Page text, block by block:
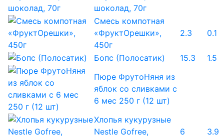
шоколад, 70г
Смесь компотная
«ФруктОрешки»,
450г
2.3 0.1
Бопс (Полосатик) 15.3
1.5
Пюре ФрутоНяня из
яблок со сливками с
6 мес 250 г (12 шт)
Хлопья кукурузные
Nestle Gofree,
6 3.9